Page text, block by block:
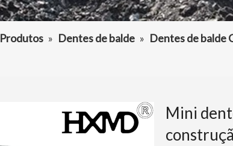
Produtos » Dentes de balde » Dentes de balde
Mini